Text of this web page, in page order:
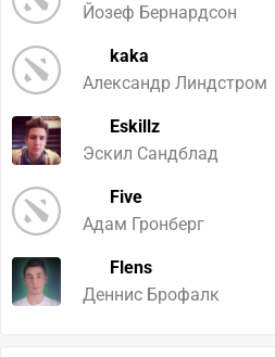
Йозеф Бернардсон
kaka
Александр Линдстром
Eskillz
Эскил Сандблад
Five
Адам Гронберг
Flens
Деннис Брофалк